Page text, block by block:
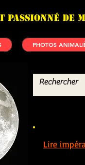
passionné de
PHOTOS
Lire